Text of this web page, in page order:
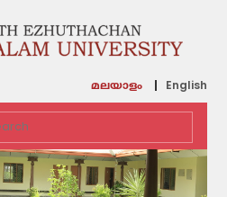
മലയാളം English